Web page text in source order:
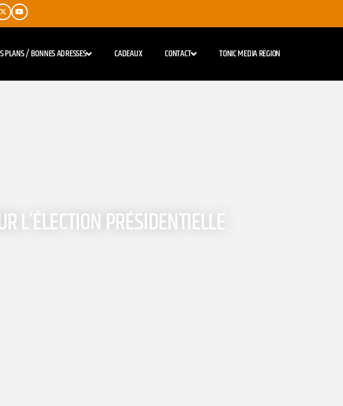
PLANS / BONNES ADRESSES CADEAUX CONTACT TONIC MEDIA RÉGION
L’ÉLECTION PRÉSIDENTIELLE